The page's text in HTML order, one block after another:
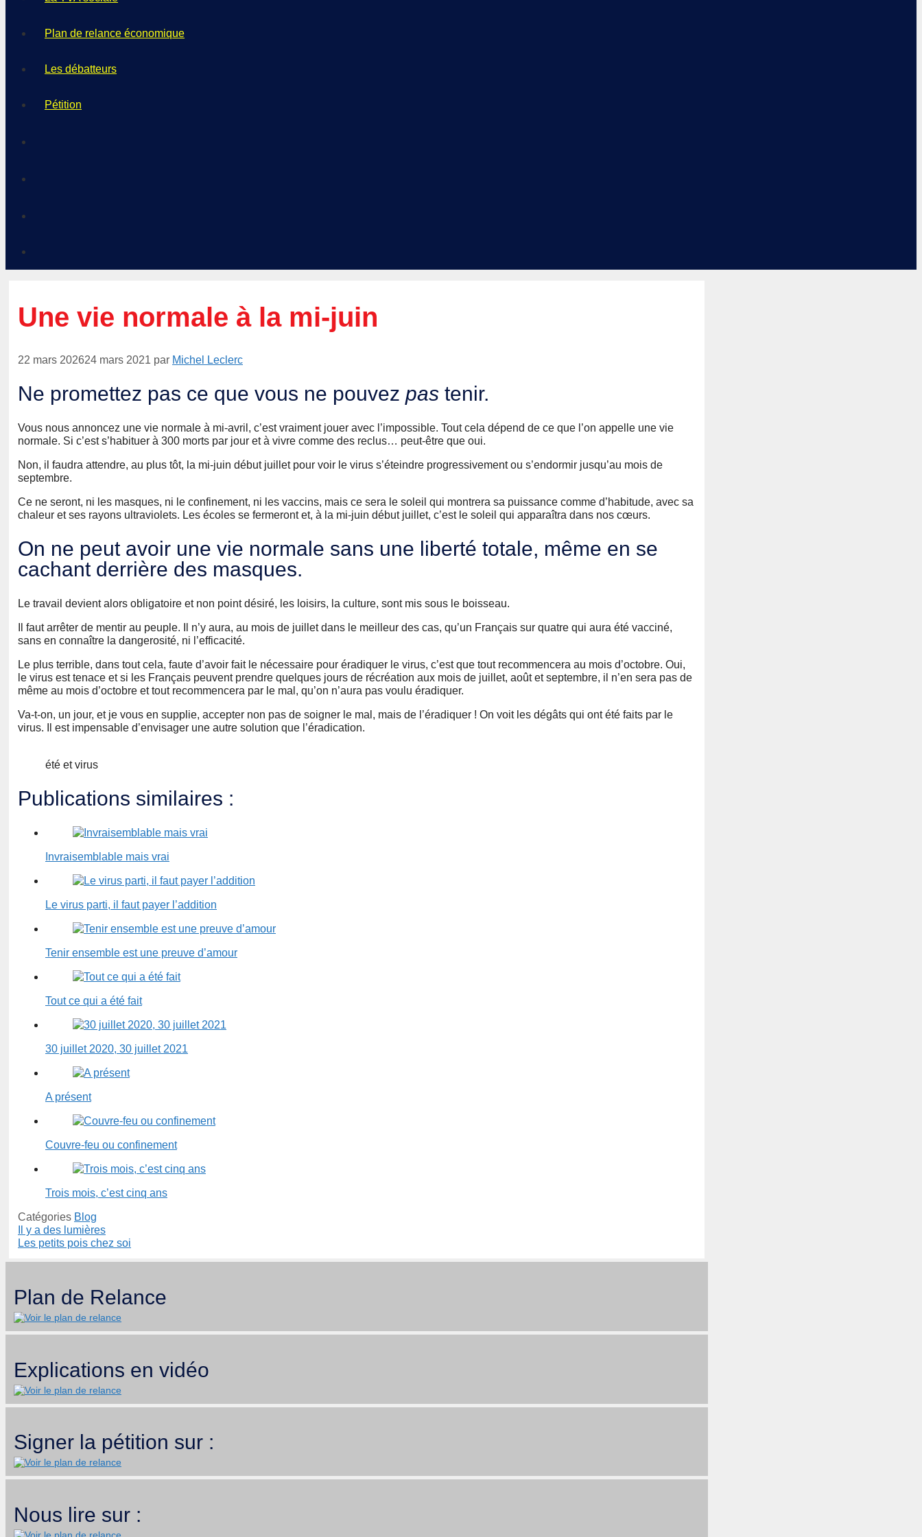
Plan de relance économique
Les débatteurs
Pétition
Une vie normale à la mi-juin
22 mars 202624 mars 2021 par Michel Leclerc
Ne promettez pas ce que vous ne pouvez pas tenir.
Vous nous annoncez une vie normale à mi-avril, c’est vraiment jouer avec l’impossible. Tout cela dépend de ce que l’on appelle une vie
normale. Si c’est s’habituer à 300 morts par jour et à vivre comme des reclus… peut-être que oui.
Non, il faudra attendre, au plus tôt, la mi-juin début juillet pour voir le virus s’éteindre progressivement ou s’endormir jusqu’au mois de
septembre.
Ce ne seront, ni les masques, ni le confinement, ni les vaccins, mais ce sera le soleil qui montrera sa puissance comme d’habitude, avec sa
chaleur et ses rayons ultraviolets. Les écoles se fermeront et, à la mi-juin début juillet, c’est le soleil qui apparaîtra dans nos cœurs.
On ne peut avoir une vie normale sans une liberté totale, même en se
cachant derrière des masques.
Le travail devient alors obligatoire et non point désiré, les loisirs, la culture, sont mis sous le boisseau.
Il faut arrêter de mentir au peuple. Il n’y aura, au mois de juillet dans le meilleur des cas, qu’un Français sur quatre qui aura été vacciné,
sans en connaître la dangerosité, ni l’efficacité.
Le plus terrible, dans tout cela, faute d’avoir fait le nécessaire pour éradiquer le virus, c’est que tout recommencera au mois d’octobre. Oui,
le virus est tenace et si les Français peuvent prendre quelques jours de récréation aux mois de juillet, août et septembre, il n’en sera pas de
même au mois d’octobre et tout recommencera par le mal, qu’on n’aura pas voulu éradiquer.
Va-t-on, un jour, et je vous en supplie, accepter non pas de soigner le mal, mais de l’éradiquer ! On voit les dégâts qui ont été faits par le
virus. Il est impensable d’envisager une autre solution que l’éradication.
été et virus
Publications similaires :
Invraisemblable mais vrai
Le virus parti, il faut payer l’addition
Tenir ensemble est une preuve d’amour
Tout ce qui a été fait
30 juillet 2020, 30 juillet 2021
A présent
Couvre-feu ou confinement
Trois mois, c’est cinq ans
Catégories Blog
Il y a des lumières
Les petits pois chez soi
Plan de Relance
Explications en vidéo
Signer la pétition sur :
Nous lire sur :